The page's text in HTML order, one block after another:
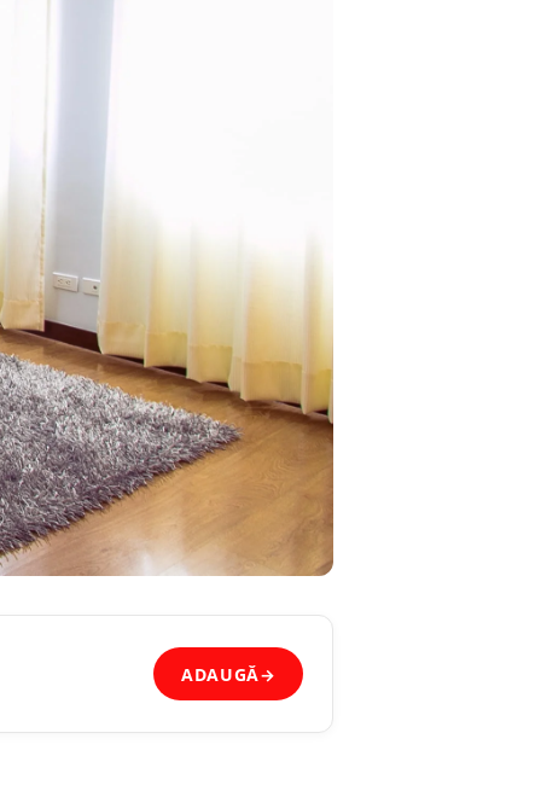
ADAUGĂ→